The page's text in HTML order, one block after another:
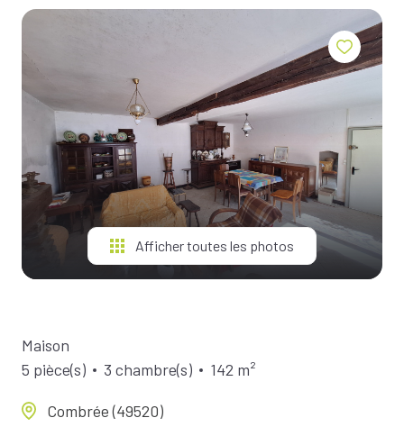
LA
LOCATION
ESTIMEZ
VOTRE
BIEN
NOTRE
ÉQUIPE
Afficher toutes les photos
Maison
5 pièce(s)
3 chambre(s) 142 m²
Combrée (49520)